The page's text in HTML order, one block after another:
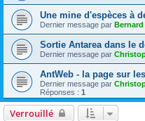
Une mine d'espèces à
Dernier message par
Sortie Antarea dans le
Dernier message par
AntWeb - la page sur
Dernier message par
Réponses : 1
Verrouillé